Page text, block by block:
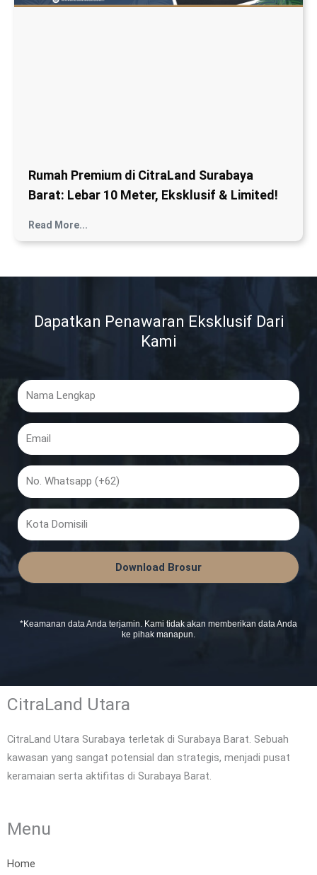
Rumah Premium di CitraLand Surabaya
Barat: Lebar 10 Meter, Eksklusif & Limited!
Read More...
Dapatkan Penawaran Eksklusif Dari
Kami
Nama
Lengkap
Email
No.
Whatsapp
Kota
Domisili
Download Brosur
*Keamanan data Anda terjamin. Kami tidak akan memberikan data Anda
ke pihak manapun.
CitraLand Utara
CitraLand Utara Surabaya terletak di Surabaya Barat. Sebuah
kawasan yang sangat potensial dan strategis, menjadi pusat
keramaian serta aktifitas di Surabaya Barat.
Menu
Home